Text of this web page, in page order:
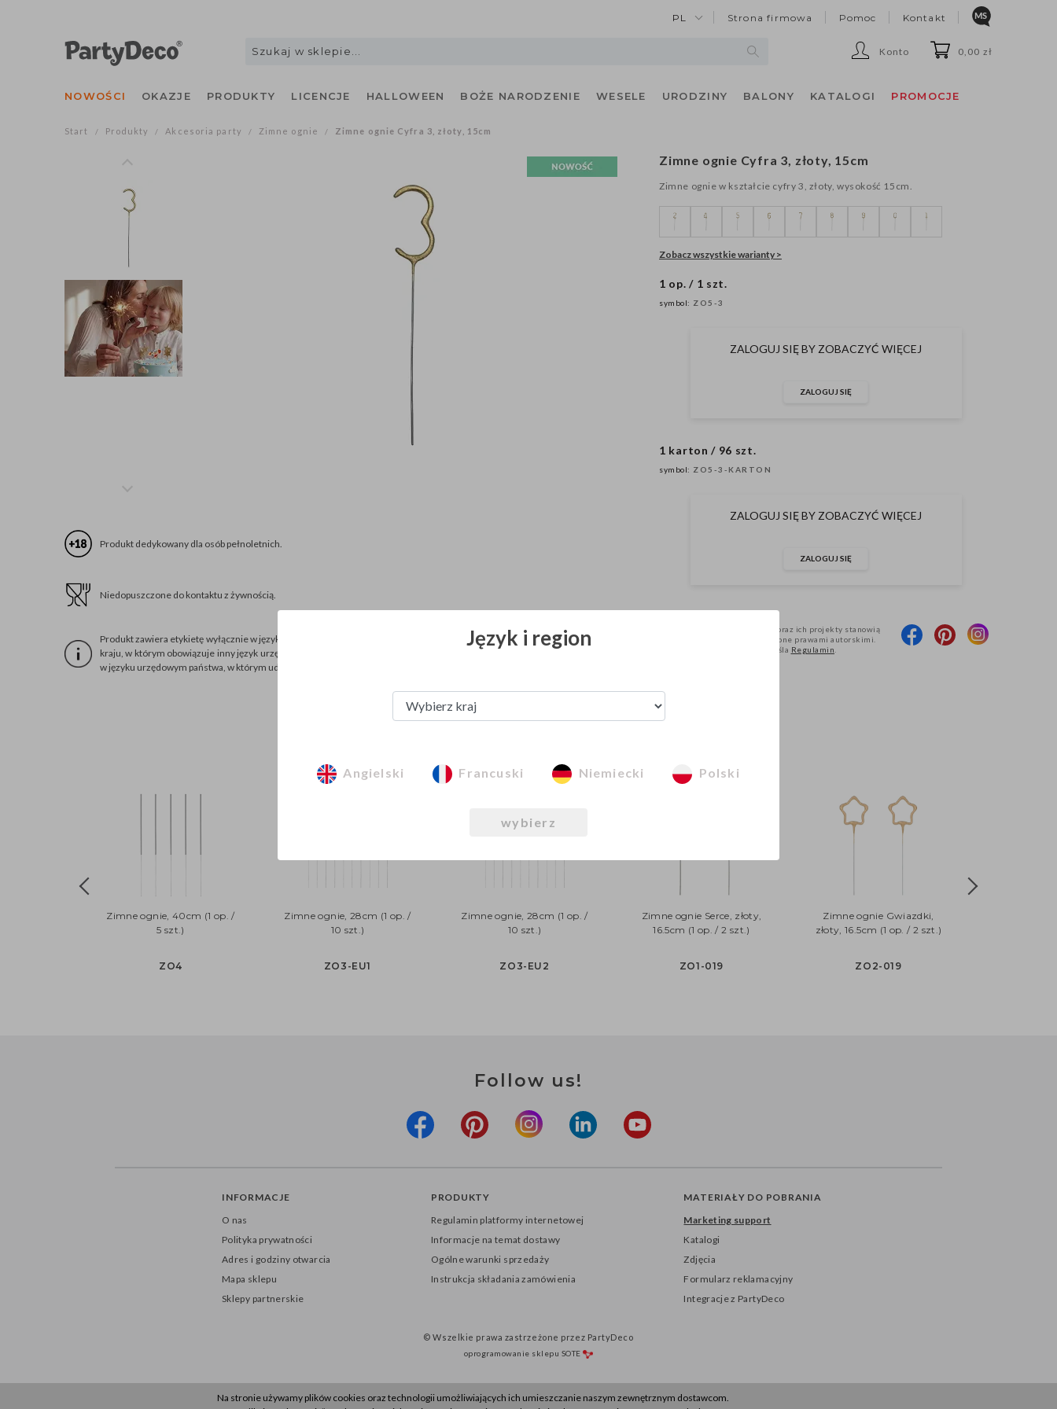
PL Strona firmowa Pomoc Kontakt
Konto 0,00 zł
NOWOŚCI OKAZJE PRODUKTY LICENCJE HALLOWEEN BOŻE NARODZENIE WESELE URODZINY BALONY KATALOGI PROMOCJE
Start / Produkty / Akcesoria party / Zimne ognie / Zimne ognie Cyfra 3, złoty, 15cm
Produkt dedykowany dla osób pełnoletnich.
Niedopuszczone do kontaktu z żywnością.
Produkt zawiera etykietę wyłącznie w języku angielskim, niemieckim, czeskim i polskim. Jeśli wprowadzasz produkt na rynek
kraju, w którym obowiązuje inny język urzędowy, dokonując zakupu przyjmujesz na siebie obowiązek przygotowania etykiety
w języku urzędowym państwa, w którym udostępniasz wyrób pirotechniczny.
Zimne ognie Cyfra 3, złoty, 15cm
Zimne ognie w kształcie cyfry 3, złoty, wysokość 15cm.
Zobacz wszystkie warianty >
1 op. / 1 szt.
symbol:ZO5-3
ZALOGUJ SIĘ BY ZOBACZYĆ WIĘCEJ
ZALOGUJ SIĘ
1 karton / 96 szt.
symbol:ZO5-3-KARTON
ZALOGUJ SIĘ BY ZOBACZYĆ WIĘCEJ
ZALOGUJ SIĘ
Wszystkie zdjęcia produktów oraz ich projekty stanowią
własność PartyDeco i są chronione prawami autorskimi.
Zasady ich udostępniania określa Regulamin
Zimne ognie, 40cm (1 op. /
5 szt.)
ZO4
Zimne ognie, 28cm (1 op. /
10 szt.)
ZO3-EU1
Zimne ognie, 28cm (1 op. /
10 szt.)
ZO3-EU2
Zimne ognie Serce, złoty,
16.5cm (1 op. / 2 szt.)
ZO1-019
Zimne ognie Gwiazdki,
złoty, 16.5cm (1 op. / 2 szt.)
ZO2-019
Follow us!
INFORMACJE
O nas
Polityka prywatności
Adres i godziny otwarcia
Mapa sklepu
Sklepy partnerskie
PRODUKTY
Regulamin platformy internetowej
Informacje na temat dostawy
Ogólne warunki sprzedaży
Instrukcja składania zamówienia
MATERIAŁY DO POBRANIA
Marketing support
Katalogi
Zdjęcia
Formularz reklamacyjny
Integracje z PartyDeco
© Wszelkie prawa zastrzeżone przez PartyDeco
oprogramowanie sklepu SOTE
Na stronie używamy plików cookies oraz technologii umożliwiających ich umieszczanie naszym zewnętrznym dostawcom.
Język i region
Angielski Francuski Niemiecki Polski
wybierz